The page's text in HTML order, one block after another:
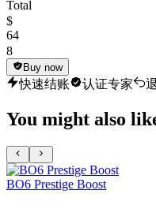
Total
$
64
8
Buy now
快速结账 认证专家
You might also
BO6 Prestige Boost